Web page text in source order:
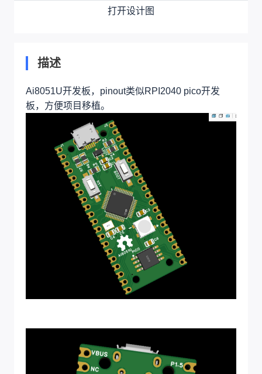
打开设计图
描述
Ai8051U开发板，pinout类似RPI2040 pico开发
板，方便项目移植。